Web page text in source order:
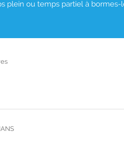
plein ou temps partiel à bormes-